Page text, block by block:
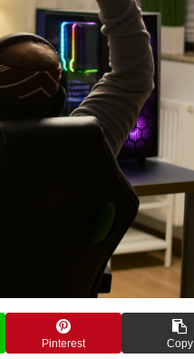
Pinterest Copy